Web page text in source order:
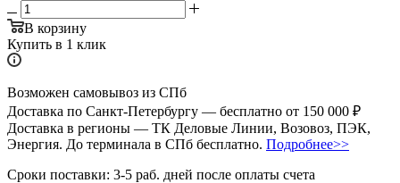
В корзину
Купить в 1 клик
Возможен самовывоз из СПб
Доставка по Санкт-Петербургу — бесплатно от 150 000 ₽
Доставка в регионы — ТК Деловые Линии, Возовоз, ПЭК,
Энергия. До терминала в СПб бесплатно. Подробнее>>
Сроки поставки: 3-5 раб. дней после оплаты счета